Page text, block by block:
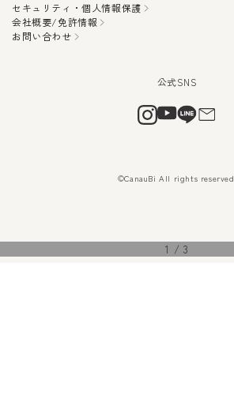
1 / 3
セキュリティ・個人情報保護
会社概要/免許情報
お問い合わせ
©CanauBi All rights reserved.